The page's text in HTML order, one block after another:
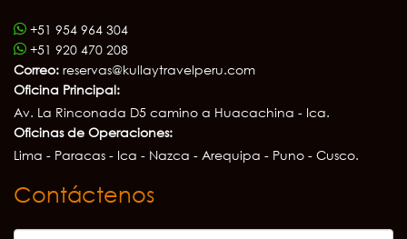
+51 954 964 304
+51 920 470 208
Correo: reservas@kullaytravelperu.com
Oficina Principal:
Av. La Rinconada D5 camino a Huacachina - Ica.
Oficinas de Operaciones:
Lima - Paracas - Ica - Nazca - Arequipa - Puno - Cusco.
Contáctenos